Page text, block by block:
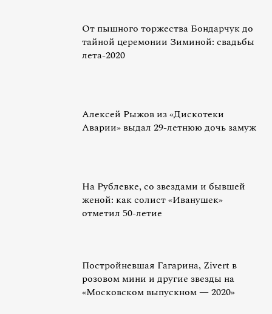
От пышного торжества Бондарчук до
тайной церемонии Зиминой: свадьбы
лета-2020
Алексей Рыжов из «Дискотеки
Аварии» выдал 29-летнюю дочь замуж
На Рублевке, со звездами и бывшей
женой: как солист «Иванушек»
отметил 50-летие
Постройневшая Гагарина, Zivert в
розовом мини и другие звезды на
«Московском выпускном — 2020»